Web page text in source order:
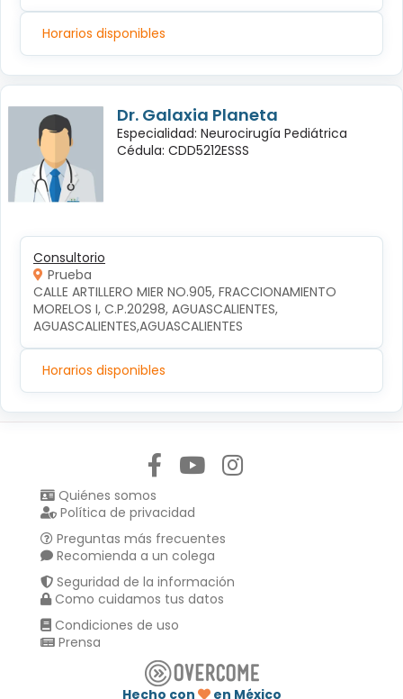
Horarios disponibles
Dr. Galaxia Planeta
Especialidad: Neurocirugía Pediátrica
Cédula: CDD5212ESSS
Consultorio
Prueba
CALLE ARTILLERO MIER NO.905, FRACCIONAMIENTO
MORELOS I, C.P.20298, AGUASCALIENTES,
AGUASCALIENTES,AGUASCALIENTES
Horarios disponibles
Quiénes somos
Política de privacidad
Preguntas más frecuentes
Recomienda a un colega
Seguridad de la información
Como cuidamos tus datos
Condiciones de uso
Prensa
Hecho con en México